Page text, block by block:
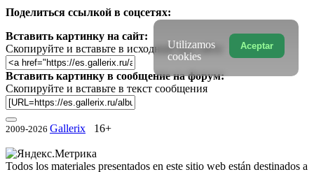
Поделиться ссылкой в соцсетях:
Вставить картинку на сайт:
Скопируйте и вставьте в исходный код сайта
Вставить картинку в сообщение на форум:
Скопируйте и вставьте в текст сообщения
2009-2026 Gallerix 16+
Todos los materiales presentados en este sitio web están destinados a
Aceptar
Utilizamos
cookies